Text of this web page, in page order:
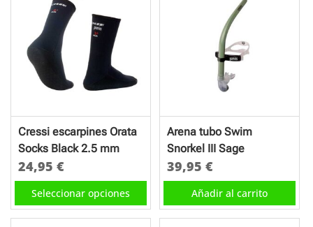
Cressi escarpines Orata
Socks Black 2.5 mm
24,95 €
Seleccionar opciones
Este
producto
tiene
Arena tubo Swim
Snorkel III Sage
39,95€
Añadir al carrito